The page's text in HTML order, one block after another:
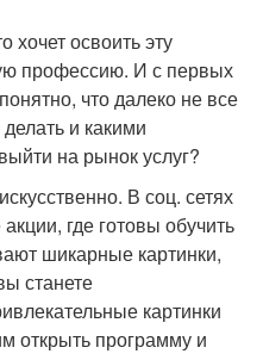
хочет освоить эту
профессию. И с первых
что далеко не все
и какими
на рынок услуг?
В соц. сетях
где готовы обучить
шикарные картинки,
станете
картинки
открыть программу и